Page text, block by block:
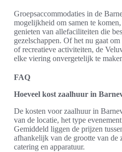
Groepsaccommodaties in de
mogelijkheid om samen te
genieten van allefaciliteiten die
gezelschappen. Of het nu gaat
of recreatieve activiteiten, de
elke viering onvergetelijk te
FAQ
Hoeveel kost zaalhuur in
De kosten voor zaalhuur in
van de locatie, het type
Gemiddeld liggen de prijzen
afhankelijk van de grootte van de
catering en apparatuur.